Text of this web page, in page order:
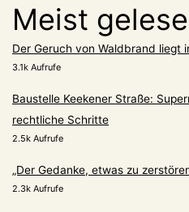
Meist
Der Geruch von Waldbrand liegt
3.1k Aufrufe
Baustelle Keekener Straße:
rechtliche Schritte
2.5k Aufrufe
„Der Gedanke, etwas zu
2.3k Aufrufe